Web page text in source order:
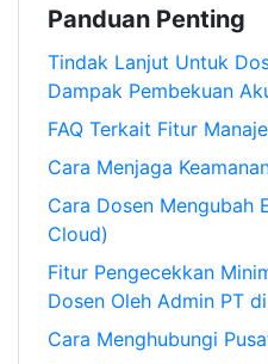
Panduan Penting
Tindak Lanjut Untuk
Dampak Pembekuan
FAQ Terkait Fitur
Cara Menjaga
Cara Dosen Mengubah
Cloud)
Fitur Pengecekkan
Dosen Oleh Admin PT
Cara Menghubungi